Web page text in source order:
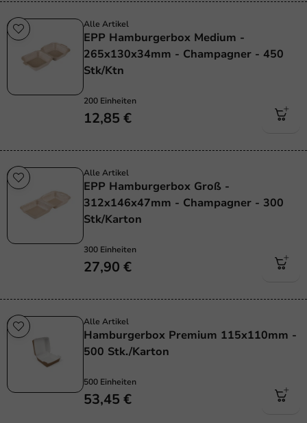
Alle Artikel
EPP Hamburgerbox Medium -
265x130x34mm - Champagner - 450
Stk/Ktn
200 Einheiten
12,85 €
Alle Artikel
EPP Hamburgerbox Groß -
312x146x47mm - Champagner - 300
Stk/Karton
300 Einheiten
27,90 €
Alle Artikel
Hamburgerbox Premium 115x110mm -
500 Stk./Karton
500 Einheiten
53,45 €